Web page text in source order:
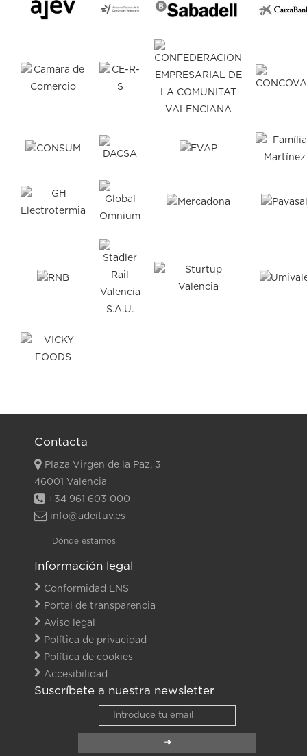
Contacta
Plaza Virgen de la Paz, 3
46001 Valencia
+34 961 603 000
info@adeituv.es
Dónde estamos
Información legal
Conformidad ENS
Portal de transparencia
Aviso legal
Política de privacidad
Política de cookies
Accesibilidad
Suscríbete a nuestra newsletter